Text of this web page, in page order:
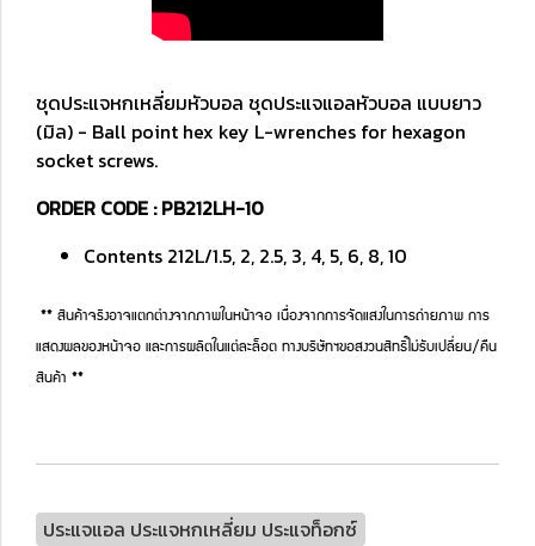
ชุดประแจหกเหลี่ยมหัวบอล ชุดประแจแอลหัวบอล แบบยาว
(มิล) - Ball point hex key L-wrenches for hexagon
socket screws.
ORDER CODE : PB212LH-10
Contents 212L/1.5, 2, 2.5, 3, 4, 5, 6, 8, 10
** สินค้าจริงอาจแตกต่างจากภาพในหน้าจอ เนื่องจากการจัดแสงในการถ่ายภาพ การ
แสดงผลของหน้าจอ และการผลิตในแต่ละล็อต ทางบริษัทฯขอสงวนสิทธิ์ไม่รับเปลี่ยน/คืน
สินค้า **
ประแจแอล ประแจหกเหลี่ยม ประแจท็อกซ์